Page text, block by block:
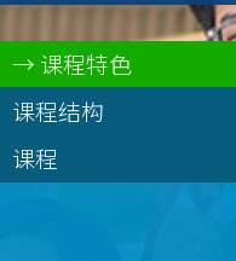
课程特色
课程结构
课程